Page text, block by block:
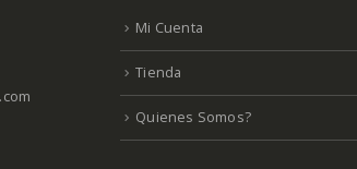
Mi Cuenta
Tienda
Quienes Somos?